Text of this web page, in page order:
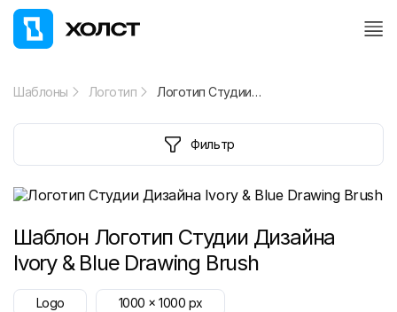
Шаблоны Логотип Логотип Студии Дизайна Ivory & Blue Drawing Brush
Фильтр
Шаблон Логотип Студии Дизайна
Ivory & Blue Drawing Brush
Logo 1000 x1000 px